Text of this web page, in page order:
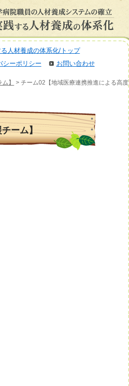
人材養成の体系化/トップ
シーポリシー お問い合わせ
】
> チーム02【地域医療連携推進による高度
ーム】